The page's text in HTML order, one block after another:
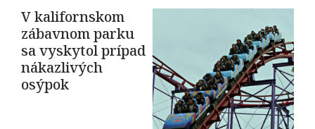
V kalifornskom
zábavnom parku
sa vyskytol prípad
nákazlivých
osýpok